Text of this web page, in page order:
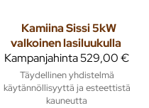
Kamiina Sissi 5kW
valkoinen lasiluukulla
Kampanjahinta529,00 €
Täydellinen yhdistelmä
käytännöllisyyttä ja esteettistä
kauneutta